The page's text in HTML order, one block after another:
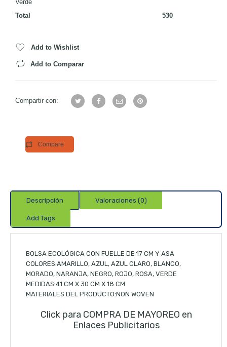
Verde
Total
530
Add to Wishlist
Add to Comparar
Compartir con:
Compare
Descripción Valoraciones (0)
Add Tags
BOLSA ECOLÓGICA CON FUELLE DE 17 CM Y ASA
COLORES:AMARILLO, AZUL, AZUL CLARO, BLANCO,
MORADO, NARANJA, NEGRO, ROJO, ROSA, VERDE
MEDIDAS:41 CM X 30 CM X 18 CM
MATERIALES DEL PRODUCTO:NON WOVEN
Click para COMPRA DE MAYOREO en
Enlaces Publicitarios